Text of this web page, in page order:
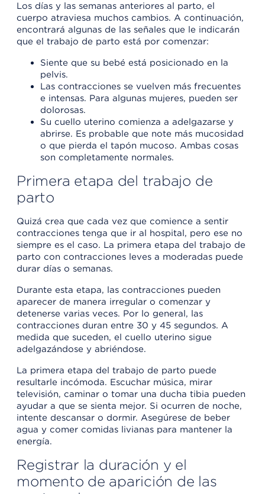
Los días y las semanas anteriores al parto, el
cuerpo atraviesa muchos cambios. A continuación,
encontrará algunas de las señales que le indicarán
que el trabajo de parto está por comenzar:
Siente que su bebé está posicionado en la
pelvis.
Las contracciones se vuelven más frecuentes
e intensas. Para algunas mujeres, pueden ser
dolorosas.
Su cuello uterino comienza a adelgazarse y
abrirse. Es probable que note más mucosidad
o que pierda el tapón mucoso. Ambas cosas
son completamente normales.
Primera etapa del trabajo de
parto
Quizá crea que cada vez que comience a sentir
contracciones tenga que ir al hospital, pero ese no
siempre es el caso. La primera etapa del trabajo de
parto con contracciones leves a moderadas puede
durar días o semanas.
Durante esta etapa, las contracciones pueden
aparecer de manera irregular o comenzar y
detenerse varias veces. Por lo general, las
contracciones duran entre 30 y 45 segundos. A
medida que suceden, el cuello uterino sigue
adelgazándose y abriéndose.
La primera etapa del trabajo de parto puede
resultarle incómoda. Escuchar música, mirar
televisión, caminar o tomar una ducha tibia pueden
ayudar a que se sienta mejor. Si ocurren de noche,
intente descansar o dormir. Asegúrese de beber
agua y comer comidas livianas para mantener la
energía.
Registrar la duración y el
momento de aparición de las